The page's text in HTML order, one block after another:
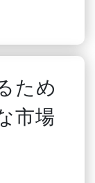
ため
市場